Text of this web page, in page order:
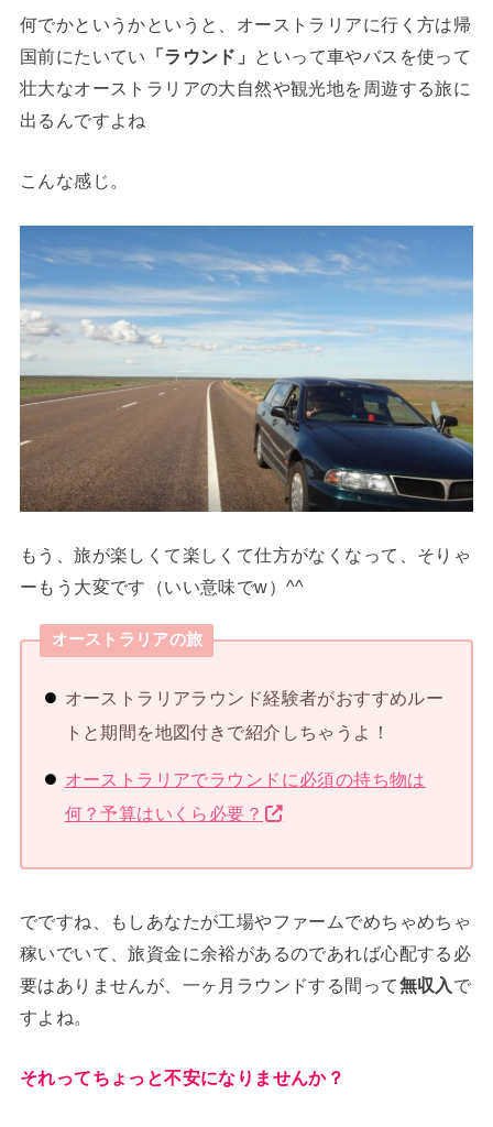
何でかというかというと、オーストラリアに行く方は帰
国前にたいてい 「ラウンド」 といって車やバスを使って
壮大なオーストラリアの大自然や観光地を周遊する旅に
出るんですよね
こんな感じ。
もう、旅が楽しくて楽しくて仕方がなくなって、そりゃ
ーもう大変です（いい意味でw）^^
オーストラリアの旅
オーストラリアラウンド経験者がおすすめルー
トと期間を地図付きで紹介しちゃうよ！
オーストラリアでラウンドに必須の持ち物は
何？予算はいくら必要？
でですね、もしあなたが工場やファームでめちゃめちゃ
稼いでいて、旅資金に余裕があるのであれば心配する必
要はありませんが、一ヶ月ラウンドする間って無収入 で
すよね。
それってちょっと不安になりませんか？